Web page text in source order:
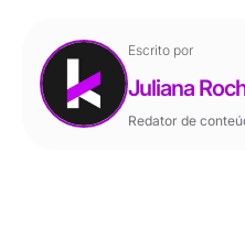
Escrito por
Juliana
Redator de